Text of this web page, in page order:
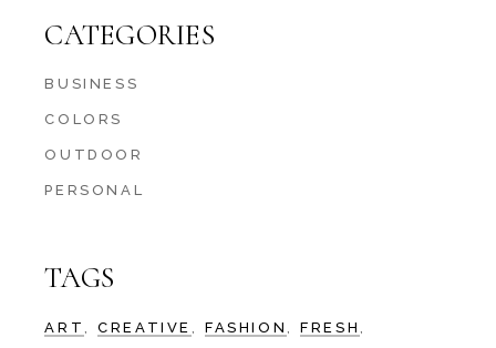
CATEGORIES
BUSINESS
COLORS
OUTDOOR
PERSONAL
TAGS
ART CREATIVE FASHION
FRESH